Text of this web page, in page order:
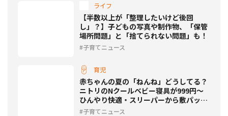
ライフ
【半数以上が「整理したいけど後回
し」？】子どもの写真や制作物、「保管
場所問題」と「捨てられない問題」も！
子育てニュース
育児
赤ちゃんの夏の「ねんね」どうしてる？
ニトリのNクールベビー寝具が999円〜
ひんやり快適・スリーパーから敷パッド
まで
子育てニュース